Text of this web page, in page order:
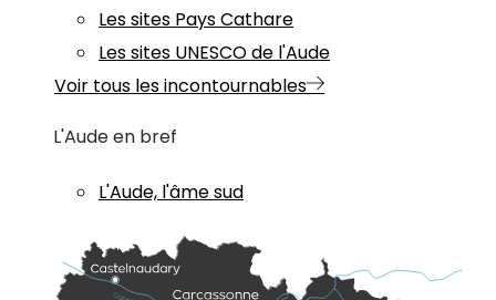
Les sites Pays Cathare
Les sites UNESCO de l'Aude
Voir tous les incontournables
L'Aude en bref
L'Aude, l'âme sud